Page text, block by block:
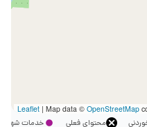
| Map data © OpenStreetMap
محتوای فعلی خدمات